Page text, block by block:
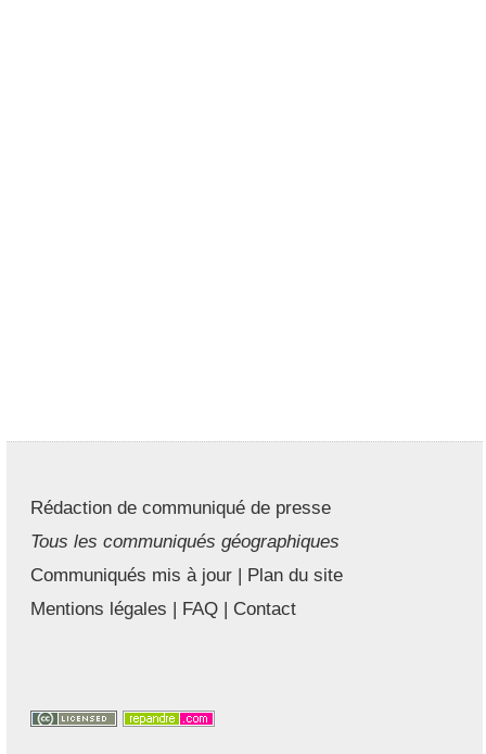
Rédaction de communiqué de presse
Tous les communiqués géographiques
Communiqués mis à jour | Plan du site
Mentions légales | FAQ | Contact